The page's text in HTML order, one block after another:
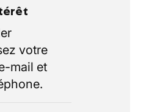
votre
mail et